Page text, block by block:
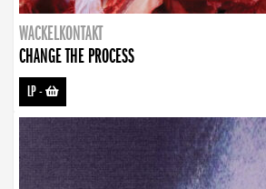
WACKELKONTAKT
CHANGE THE PROCESS
LP-